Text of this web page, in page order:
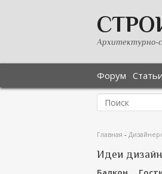
Архитектурно-
Форум Статьи
Главная -
Идеи